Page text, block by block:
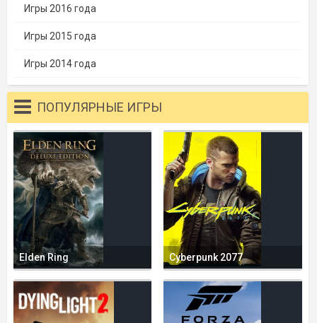
Игры 2016 года
Игры 2015 года
Игры 2014 года
ПОПУЛЯРНЫЕ ИГРЫ
Elden Ring Cyberpunk 2077